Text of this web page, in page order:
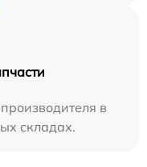
в
складах.